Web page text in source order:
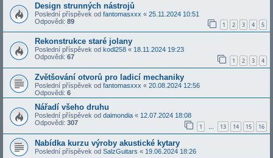
Design strunných nástrojů
Poslední příspěvek od fantomasxxx « 25.11.2024 10:51
Odpovědi: 89 1 2 3 4 5
Rekonstrukce staré jolany
Poslední příspěvek od kodl258 « 18.11.2024 19:23
Odpovědi: 67 1 2 3 4
Zvětšování otvorů pro ladicí mechaniky
Poslední příspěvek od fantomasxxx « 20.08.2024 12:56
Odpovědi: 6
Nářadí všeho druhu
Poslední příspěvek od daimondia « 12.07.2024 18:08
Odpovědi: 307 1 … 13 14 15 16
Nabídka kurzu výroby akustické kytary
Poslední příspěvek od SalzGuitars « 19.06.2024 18:26